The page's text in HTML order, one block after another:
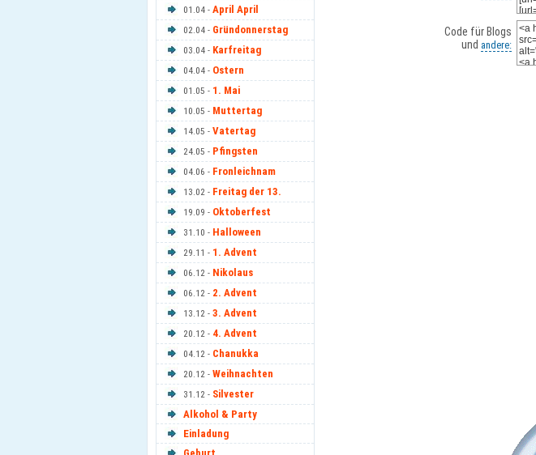
01.04 - April April
02.04 - Gründonnerstag
03.04 - Karfreitag
04.04 - Ostern
01.05 - 1. Mai
10.05 - Muttertag
14.05 - Vatertag
24.05 - Pfingsten
04.06 - Fronleichnam
13.02 - Freitag der 13.
19.09 - Oktoberfest
31.10 - Halloween
29.11 - 1. Advent
06.12 - Nikolaus
06.12 - 2. Advent
13.12 - 3. Advent
20.12 - 4. Advent
04.12 - Chanukka
20.12 - Weihnachten
31.12 - Silvester
Alkohol & Party
Einladung
Code für Blogs
und andere: